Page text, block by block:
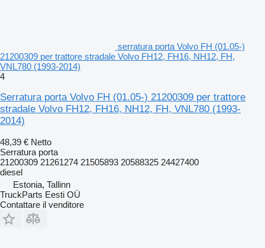
serratura porta Volvo FH (01.05-)
21200309 per trattore stradale Volvo FH12, FH16, NH12, FH,
VNL780 (1993-2014)
4
Serratura porta Volvo FH (01.05-) 21200309 per trattore
stradale Volvo FH12, FH16, NH12, FH, VNL780 (1993-
2014)
48,39 € Netto
Serratura porta
21200309 21261274 21505893 20588325 24427400
diesel
Estonia, Tallinn
TruckParts Eesti OÜ
Contattare il venditore